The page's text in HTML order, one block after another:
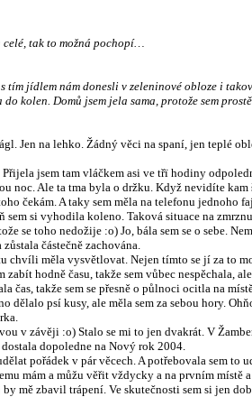
celé, tak to možná pochopí…
jídlem nám donesli v zeleninové obloze i
Domů jsem jela sama, protože sem
Jen na lehko. Žádný věci na spaní, jen teplé
jsem tam vláčkem asi ve třï hodiny
Ale ta tma byla o držku. Když nevidíte
čekám. A taky sem měla na telefonu
si vyhodila koleno. Taková situace na
toho nedožije :o) Jo, bála sem se o sebe.
částečně zachována.
chvíli měla vysvětlovat. Nejen tímto se jí za to
hodně času, takže sem vůbec
takže sem se přesně o půlnoci ocitla na
dělalo psí kusy, ale měla sem za sebou hory.
v závěji :o) Stalo se mi to jen dvakrát. V
dopoledne na Nový rok 2004.
pořádek v pár věcech. A potřebovala sem
mám a můžu věřit vždycky a na prvním
mě zbavil trápení. Ve skutečnosti sem si jen